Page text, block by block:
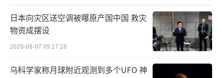
赛”。沙特、阿联酋等国可能效仿伊朗发展核
技术，而以色列的“核模糊”政策也将被
迫“透明化”，导致全球核不扩散体系进一步
日本向灾区送空调被曝原产国中国 救灾
物资成摆设
2026-08-07 09:17:28
乌科学家称月球附近观测到多个UFO 神